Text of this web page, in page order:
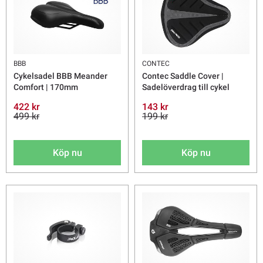
BBB
Cykelsadel BBB Meander
Comfort | 170mm
422 kr
499 kr
Köp nu
CONTEC
Contec Saddle Cover |
Sadelöverdrag till cykel
143 kr
199 kr
Köp nu